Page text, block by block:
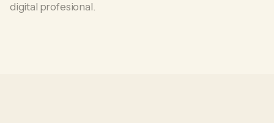
digital profesional.